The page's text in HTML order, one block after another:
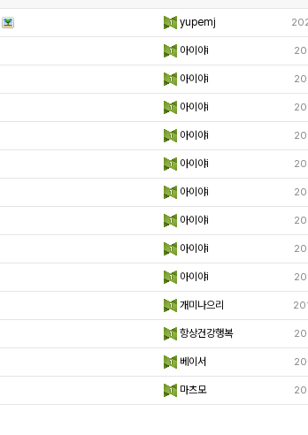
yupemj
아이야i
아이야i
아이야i
아이야i
아이야i
아이야i
아이야i
아이야i
아이야i
개미나으리
항상건강행복
베이서
마츠모